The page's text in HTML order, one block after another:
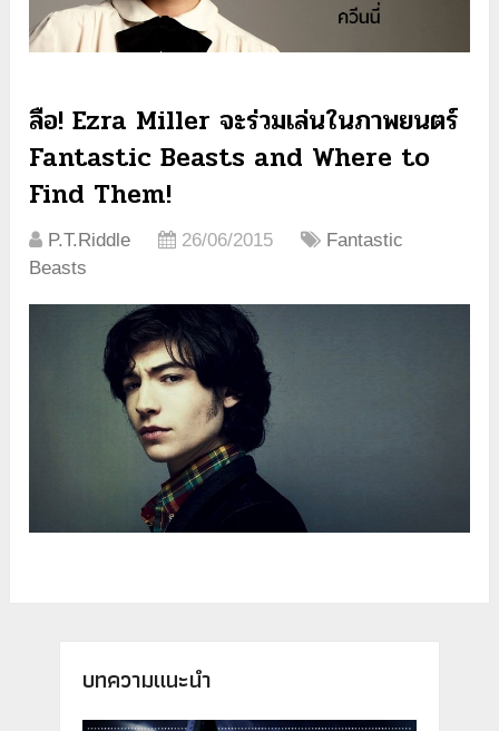
ลือ! Ezra Miller จะร่วมเล่นในภาพยนตร์
Fantastic Beasts and Where to
Find Them!
P.T.Riddle 26/06/2015
Fantastic
Beasts
บทความแนะนำ